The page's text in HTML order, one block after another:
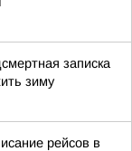
записка
зиму
рейсов в